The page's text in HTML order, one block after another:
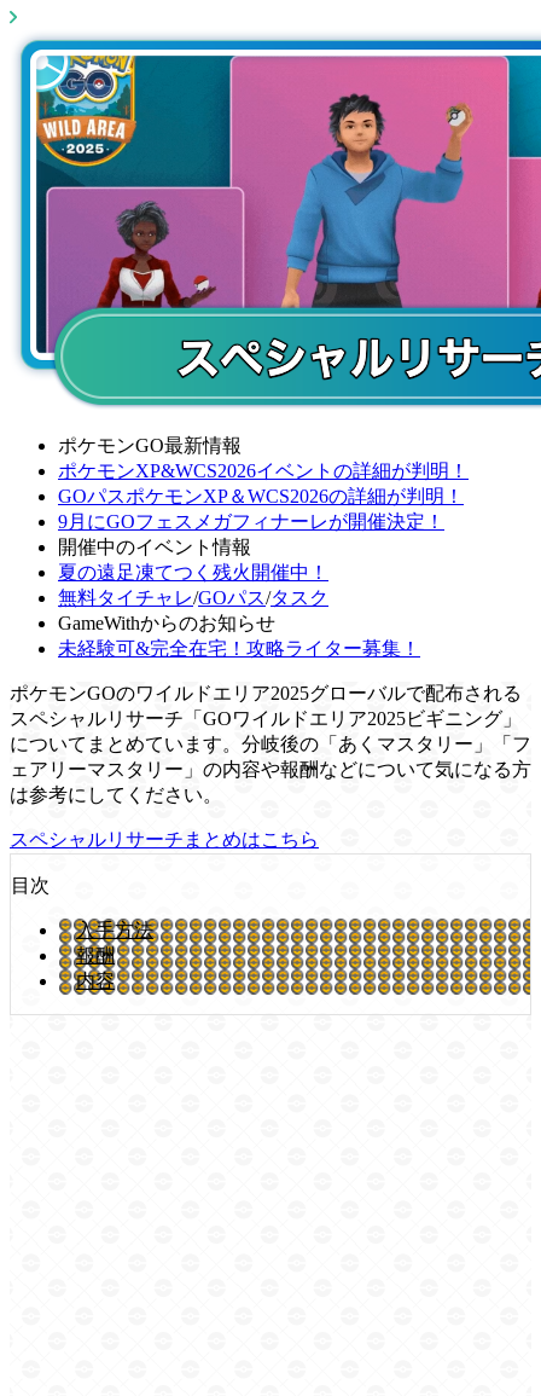
ポケモンGO最新情報
ポケモンXP&WCS2026イベントの詳細が判明！
GOパスポケモンXP＆WCS2026の詳細が判明！
9月にGOフェスメガフィナーレが開催決定！
開催中のイベント情報
夏の遠足凍てつく残火開催中！
無料タイチャレ/GOパス/タスク
GameWithからのお知らせ
未経験可&完全在宅！攻略ライター募集！
ポケモンGOのワイルドエリア2025グローバルで配布される
スペシャルリサーチ「GOワイルドエリア2025ビギニング」
についてまとめています。分岐後の「あくマスタリー」「フ
ェアリーマスタリー」の内容や報酬などについて気になる方
は参考にしてください。
スペシャルリサーチまとめはこちら
目次
入手方法
報酬
内容